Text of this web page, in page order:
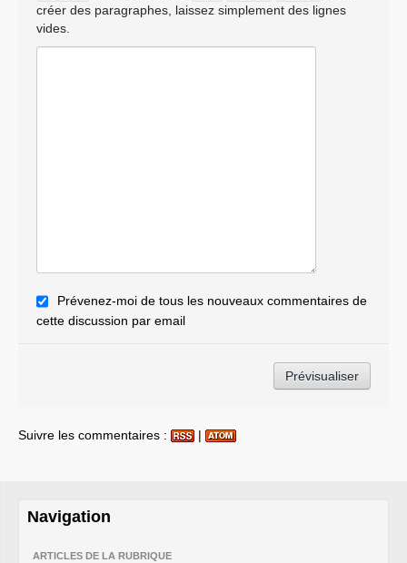
créer des paragraphes, laissez simplement des lignes
vides.
Prévenez-moi de tous les nouveaux commentaires de
cette discussion par email
Suivre les commentaires : |
Navigation
ARTICLES DE LA RUBRIQUE